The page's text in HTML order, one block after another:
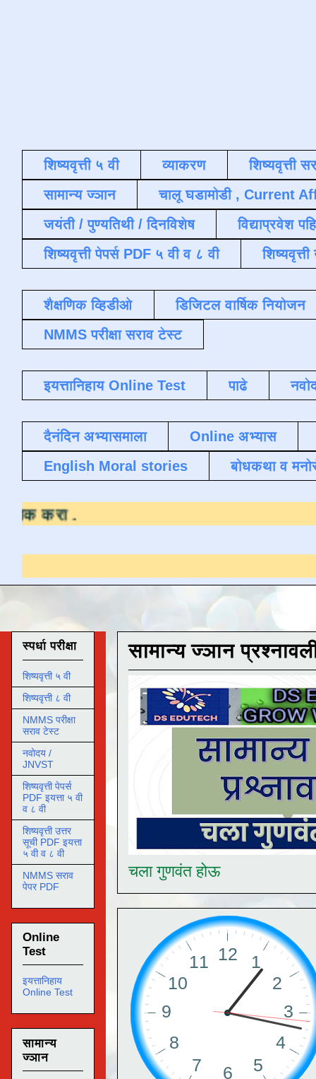
शिष्यवृत्ती ५ वी व्याकरण
शिष्यवृत्ती
सामान्य ज्ञान
चालू घडामोडी , Current
जयंती / पुण्यतिथी / दिनविशेष
विद्याप्रवेश
शिष्यवृत्ती पेपर्स PDF ५ वी व ८ वी
शैक्षणिक व्हिडीओ
डिजिटल वार्षिक नियोजन
NMMS परीक्षा सराव टेस्ट
इयत्तानिहाय Online Test पाढे
दैनंदिन अभ्यासमाला
Online अभ्यास
English Moral stories
बोधकथा व
येथे क्लिक करा
सामान्य ज्ञान
चला गुणवंत होऊ
स्पर्धा परीक्षा
शिष्यवृत्ती ५ वी
शिष्यवृत्ती ८ वी
NMMS परीक्षा
सराव टेस्ट
नवोदय /
JNVST
शिष्यवृत्ती पेपर्स
PDF इयत्ता ५ वी
व ८ वी
शिष्यवृत्ती उत्तर
सूची PDF इयत्ता
५ वी व ८ वी
NMMS सराव
पेपर PDF
Online
Test
इयत्तानिहाय
Online Test
सामान्य
ज्ञान